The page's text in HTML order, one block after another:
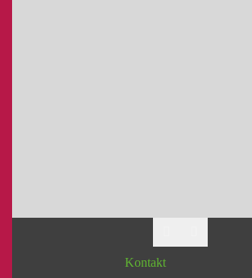
Kontakt